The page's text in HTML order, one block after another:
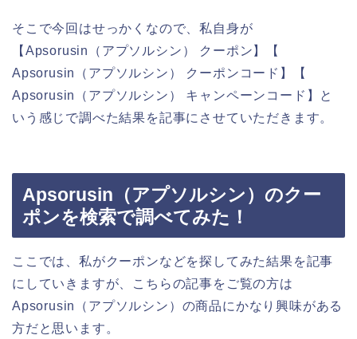
そこで今回はせっかくなので、私自身が
【Apsorusin（アプソルシン） クーポン】【
Apsorusin（アプソルシン） クーポンコード】【
Apsorusin（アプソルシン） キャンペーンコード】と
いう感じで調べた結果を記事にさせていただきます。
Apsorusin（アプソルシン）のクー
ポンを検索で調べてみた！
ここでは、私がクーポンなどを探してみた結果を記事
にしていきますが、こちらの記事をご覧の方は
Apsorusin（アプソルシン）の商品にかなり興味がある
方だと思います。